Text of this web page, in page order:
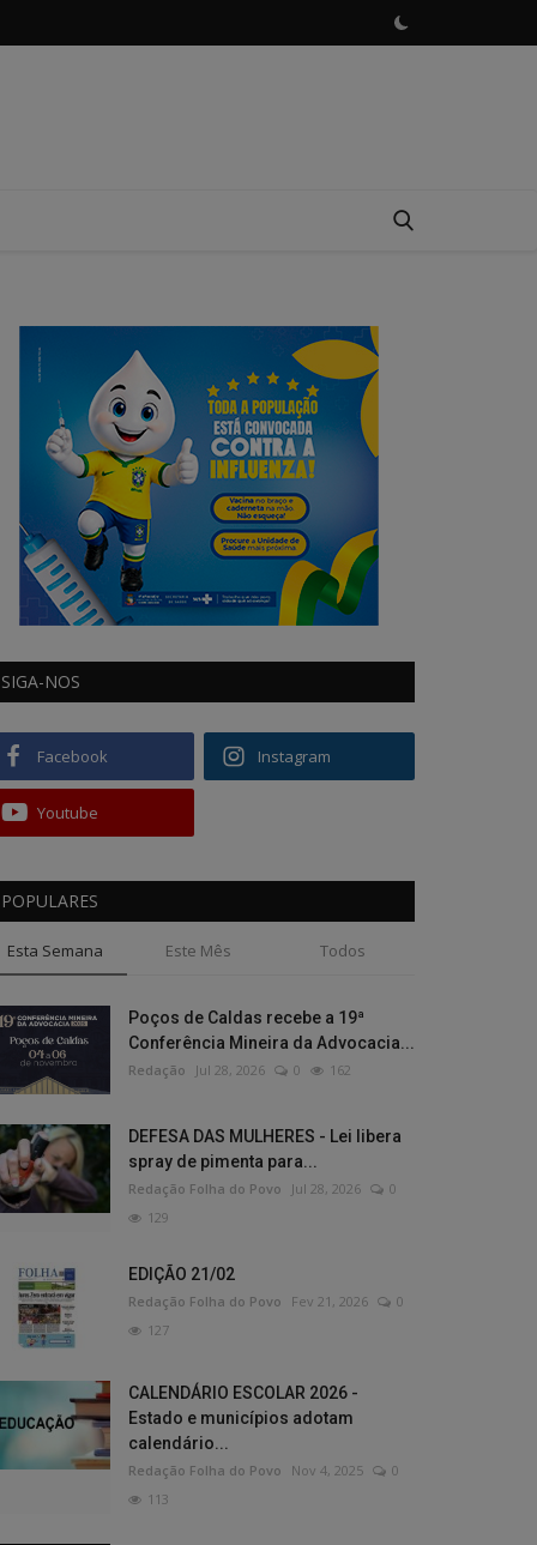
SIGA-NOS
Facebook Instagram
Youtube
POPULARES
Esta Semana Este Mês Todos
Poços de Caldas recebe a 19ª
Conferência Mineira da Advocacia...
Redação Jul 28, 2026 0 162
DEFESA DAS MULHERES - Lei libera
spray de pimenta para...
Redação Folha do Povo Jul 28, 2026
0
129
EDIÇÃO 21/02
Redação Folha do Povo Fev 21, 2026
0
127
CALENDÁRIO ESCOLAR 2026 -
Estado e municípios adotam
calendário...
Redação Folha do Povo Nov 4, 2025
0
113